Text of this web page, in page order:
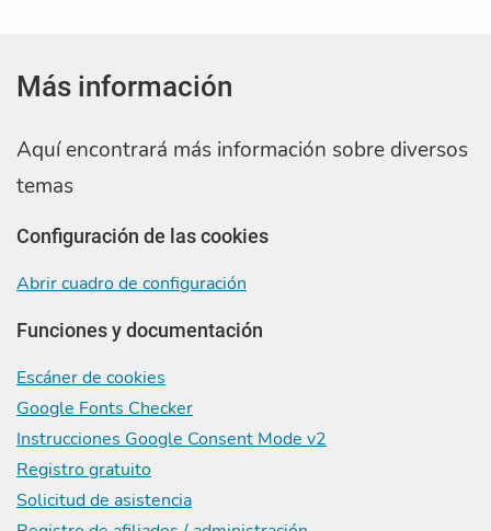
Más información
Aquí encontrará más información sobre diversos
temas
Configuración de las cookies
Abrir cuadro de configuración
Funciones y documentación
Escáner de cookies
Google Fonts Checker
Instrucciones Google Consent Mode v2
Registro gratuito
Solicitud de asistencia